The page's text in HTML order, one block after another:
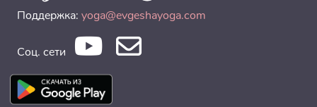
Поддержка: yoga@evgeshayoga.com
Соц. сети